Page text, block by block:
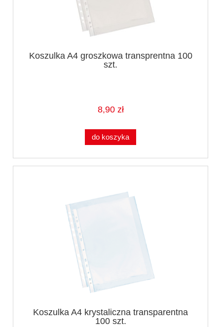
Koszulka A4 groszkowa transprentna 100
szt.
8,90 zł
do koszyka
Koszulka A4 krystaliczna transparentna
100 szt.